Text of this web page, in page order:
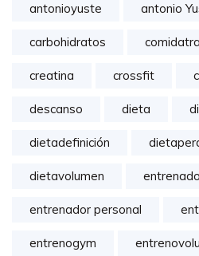
antonioyuste antonio
carbohidratos
creatina crossfit
descanso dieta
dietadefinición
dietavolumen
entrenador personal
entrenogym